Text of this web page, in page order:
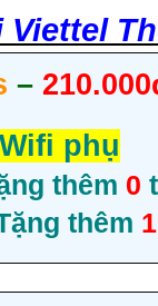
–
Wifi phụ
thêm 0
thêm